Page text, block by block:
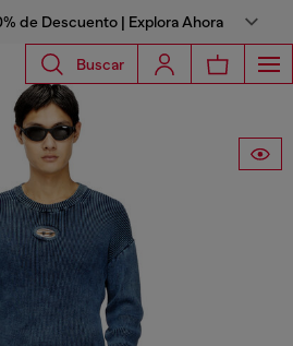
de Descuento | Explora Ahora
Buscar